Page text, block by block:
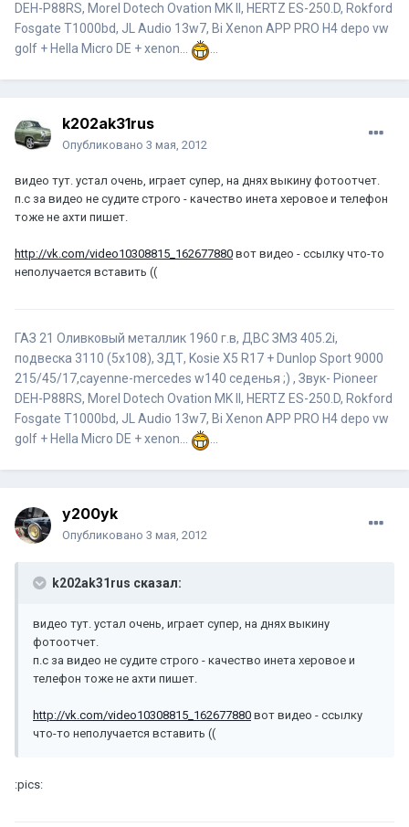
DEH-P88RS, Morel Dotech Ovation MK II, HERTZ ES-250.D, Rokford
Fosgate T1000bd, JL Audio 13w7, Bi Xenon APP PRO H4 depo vw
golf + Hella Micro DE + xenon...
...
k202ak31rus
Опубликовано 3 мая, 2012
видео тут. устал очень, играет супер, на днях выкину фотоотчет.
п.с за видео не судите строго - качество инета херовое и телефон
тоже не ахти пишет.
http://vk.com/video10308815_162677880 вот видео - ссылку что-то
неполучается вставить ((
ГАЗ 21 Оливковый металлик 1960 г.в, ДВС ЗМЗ 405.2i,
подвеска 3110 (5x108), ЗДТ, Kosie X5 R17 + Dunlop Sport 9000
215/45/17,cayenne-mercedes w140 седенья ;) , Звук- Pioneer
DEH-P88RS, Morel Dotech Ovation MK II, HERTZ ES-250.D, Rokford
Fosgate T1000bd, JL Audio 13w7, Bi Xenon APP PRO H4 depo vw
golf + Hella Micro DE + xenon...
...
y200yk
Опубликовано 3 мая, 2012
k202ak31rus сказал:
видео тут. устал очень, играет супер, на днях выкину
фотоотчет.
п.с за видео не судите строго - качество инета херовое и
телефон тоже не ахти пишет.
http://vk.com/video10308815_162677880 вот видео - ссылку
что-то неполучается вставить ((
:pics: